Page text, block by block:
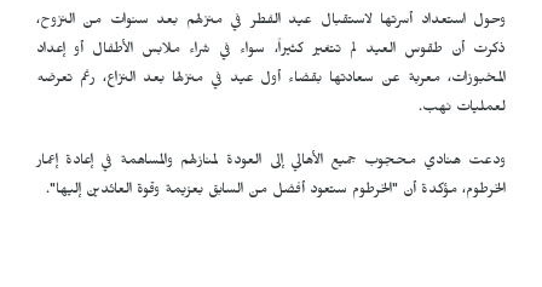
وحول استعداد أسرتها لاستقبال عيد الفطر في منزلهم بعد سنوات من النزوح،
ذكرت أن طقوس العيد لم تتغير كثيراً، سواء في شراء ملابس الأطفال أو إعداد
المخبوزات، معربة عن سعادتها بقضاء أول عيد في منزلها بعد النزاع، رغم تعرضه
لعمليات نهب.
ودعت هنادي محجوب جميع الأهالي إلى العودة لمنازلهم والمساهمة في إعادة إعمار
الخرطوم، مؤكدة أن "الخرطوم ستعود أفضل من السابق بعزيمة وقوة العائدين إليها".